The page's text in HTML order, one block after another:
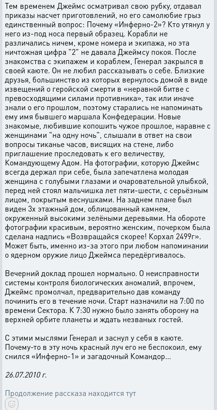
Тем временем Джеймс осматривал свою рубку, отдавал
приказы насчет приготовлений, но его самолюбие грыз
единственный вопрос: Почему «Инферно-2»? Кто утянул у
него из-под носа первый образец. Корабли не
различались ничем, кроме номера и экипажа, но эта
ничтожная цифра "2" не давала Джеймсу покоя. После
знакомства с экипажем и кораблем, Генерал закрылся в
своей каюте. Он не любил рассказывать о себе. Близкие
друзья, большинство из которых вернулось домой в виде
извещений о геройской смерти в «неравной битве с
превосходящими силами противника», так или иначе
знали о его прошлом, поэтому старались не напоминать
ему имя бывшего маршала Конфедерации. Новые
знакомые, любившие копошить чужое прошлое, наравне с
женщинами "на одну ночь", слышали в ответ на свои
вопросы тиканье часов, висящих на стене, либо
приглашение проследовать к его величеству,
Командующему Адом. На фотографии, которую Джеймс
всегда держал при себе, была запечатлена молодая
женщина с голубыми глазами и очаровательной улыбкой,
перед ней стоял мальчишка лет пяти-шести, с серьёзным
лицом, покрытым веснушками. На заднем плане был
виден 3х этажный дом, облицованный камнем,
окруженный высокими зелёными деревьями. На обороте
фотографии красивым, вероятно женским, почерком была
сделана надпись «Возвращайся скорее! Корхал 2499г».
Может быть, именно из-за этого при любом напоминании
о ядерном оружие лицо Джеймса передёргивалось.
Вечерний доклад прошел нормально. О неисправности
системы контроля биологических аномалий, впрочем,
Джеймс промолчал, предварительно дав команду
починить его в течение ночи. Старт назначили на 7:00 по
времени Сектора. К 7:30 нужно было занять оборону на
верхней орбите планеты и ждать незваных гостей.
С этими мыслями Генерал и заснул у себя в каюте.
Почему-то в эту ночь красный луч его не беспокоил, ему
снился «Инферно-1» и загадочный Командор...
26.07.2010 г.
Продолжение рассказа находится тут